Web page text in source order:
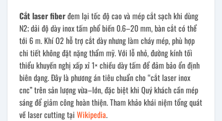
Cắt laser fiberđem lại tốc độ cao và mép cắt sạch khi dùng
N2; dải độ dày inox tấm phổ biến 0.6–20 mm, bàn cắt có thể
tới 6 m. Khí O2 hỗ trợ cắt dày nhưng làm cháy mép, phù hợp
chi tiết không đặt nặng thẩm mỹ. Với lỗ nhỏ, đường kính tối
thiểu khuyến nghị xấp xỉ 1× chiều dày tấm để đảm bảo ổn định
biên dạng. Đây là phương án tiêu chuẩn cho “cắt laser inox
cnc” trên sản lượng vừa–lớn, đặc biệt khi Quý khách cần mép
sáng để giảm công hoàn thiện. Tham khảo khái niệm tổng quát
về laser cutting tại Wikipedia.